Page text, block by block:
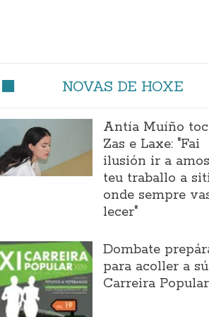
NOVAS DE HOXE
Antía Muíño
Zas e Laxe: "Fai
ilusión ir a
teu traballo a
onde sempre
lecer"
Dombate
para acoller a
Carreira Popular